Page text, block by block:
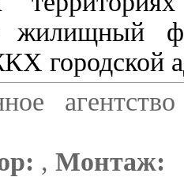
жилищный
городской
, Монтаж: